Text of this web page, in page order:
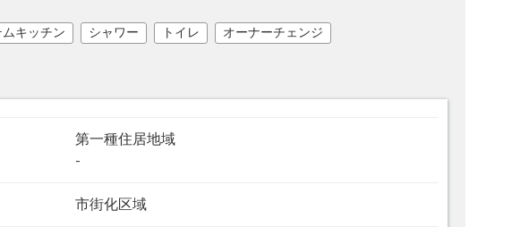
ムキッチン シャワー トイレ オーナーチェンジ
第一種住居地域
-
市街化区域